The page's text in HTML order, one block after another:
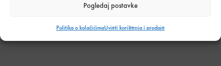
Pogledaj postavke
Politika o kolačićimaUvjeti korištenja i prodaje
0,04 kg